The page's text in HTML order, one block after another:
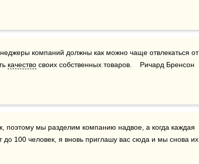
компаний должны как можно чаще отвлекаться от
качество своих собственных товаров.    Ричард Бренсон
поэтому мы разделим компанию надвое, а когда каждая
до 100 человек, я вновь приглашу вас сюда и мы снова их